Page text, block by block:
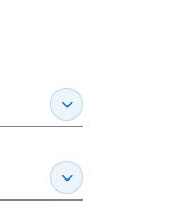
展開作家介紹
展開推薦專區